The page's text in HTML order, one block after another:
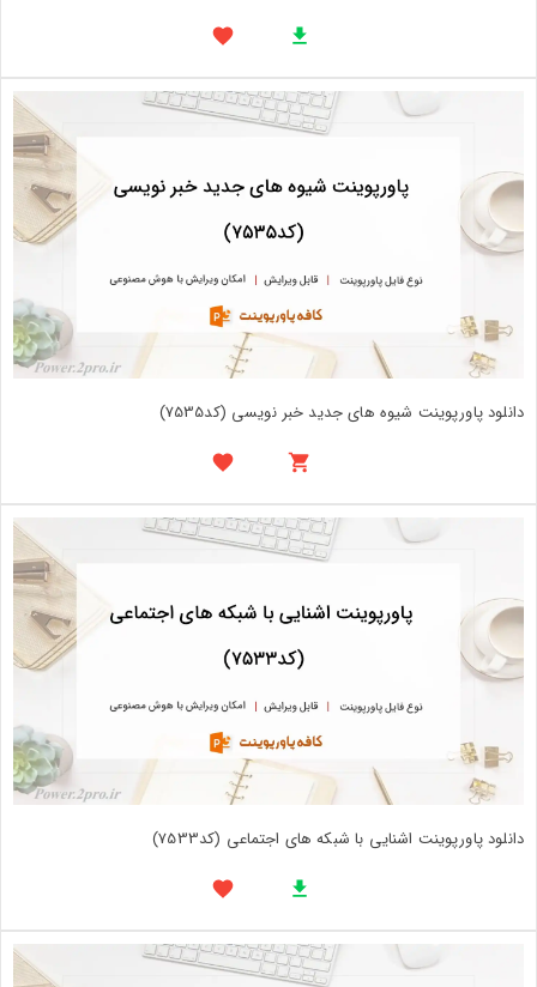
دانلود پاورپوینت شیوه های جدید خبر نویسی (کد7535)
دانلود پاورپوینت اشنایی با شبکه های اجتماعی (کد7533)